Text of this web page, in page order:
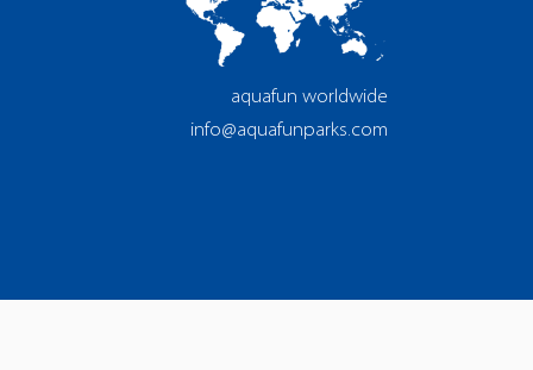
aquafun worldwide
info@aquafunparks.com